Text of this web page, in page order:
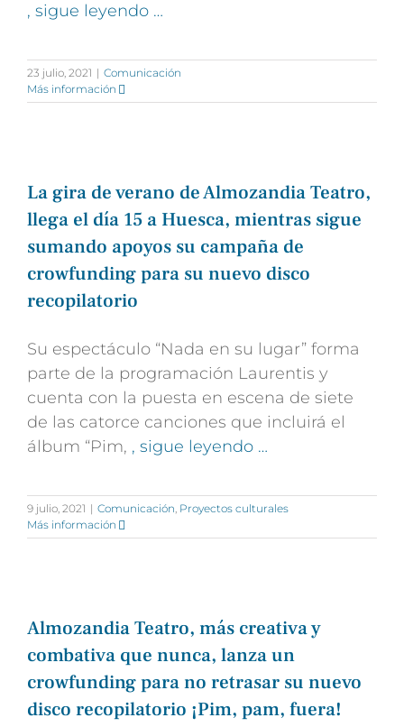
, sigue leyendo …
23 julio, 2021 | Comunicación
Más información
La gira de verano de Almozandia Teatro,
llega el día 15 a Huesca, mientras sigue
sumando apoyos su campaña de
crowfunding para su nuevo disco
recopilatorio
Su espectáculo “Nada en su lugar” forma
parte de la programación Laurentis y
cuenta con la puesta en escena de siete
de las catorce canciones que incluirá el
álbum “Pim, , sigue leyendo …
9 julio, 2021 | Comunicación, Proyectos culturales
Más información
Almozandia Teatro, más creativa y
combativa que nunca, lanza un
crowfunding para no retrasar su nuevo
disco recopilatorio ¡Pim, pam, fuera!